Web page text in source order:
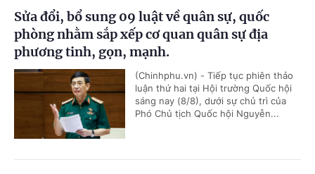
Sửa đổi, bổ sung 09 luật về quân sự, quốc
phòng nhằm sắp xếp cơ quan quân sự địa
phương tinh, gọn, mạnh.
(Chinhphu.vn) - Tiếp tục phiên thảo
luận thứ hai tại Hội trường Quốc hội
sáng nay (8/8), dưới sự chủ trì của
Phó Chủ tịch Quốc hội Nguyễn...